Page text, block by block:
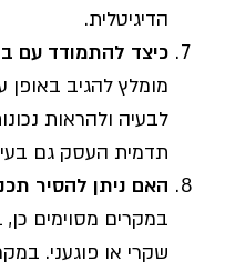
הדיגיטלית.
כיצד להתמודד עם
מומלץ להגיב באופן
לבעיה ולהראות
תדמית העסק גם
האם ניתן להסיר
במקרים מסוימים
שקרי או פוגעני.